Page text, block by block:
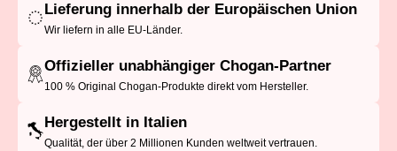
Lieferung innerhalb der Europäischen Union
Wir liefern in alle EU-Länder.
Offizieller unabhängiger Chogan-Partner
100 % Original Chogan-Produkte direkt vom Hersteller.
Hergestellt in Italien
Qualität, der über 2 Millionen Kunden weltweit vertrauen.